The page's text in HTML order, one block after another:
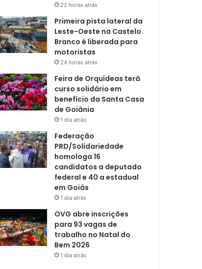
22 horas atrás
Primeira pista lateral da
Leste-Oeste na Castelo
Branco é liberada para
motoristas
24 horas atrás
Feira de Orquídeas terá
curso solidário em
benefício da Santa Casa
de Goiânia
1 dia atrás
Federação
PRD/Solidariedade
homologa 16
candidatos a deputado
federal e 40 a estadual
em Goiás
1 dia atrás
OVG abre inscrições
para 93 vagas de
trabalho no Natal do
Bem 2026
1 dia atrás